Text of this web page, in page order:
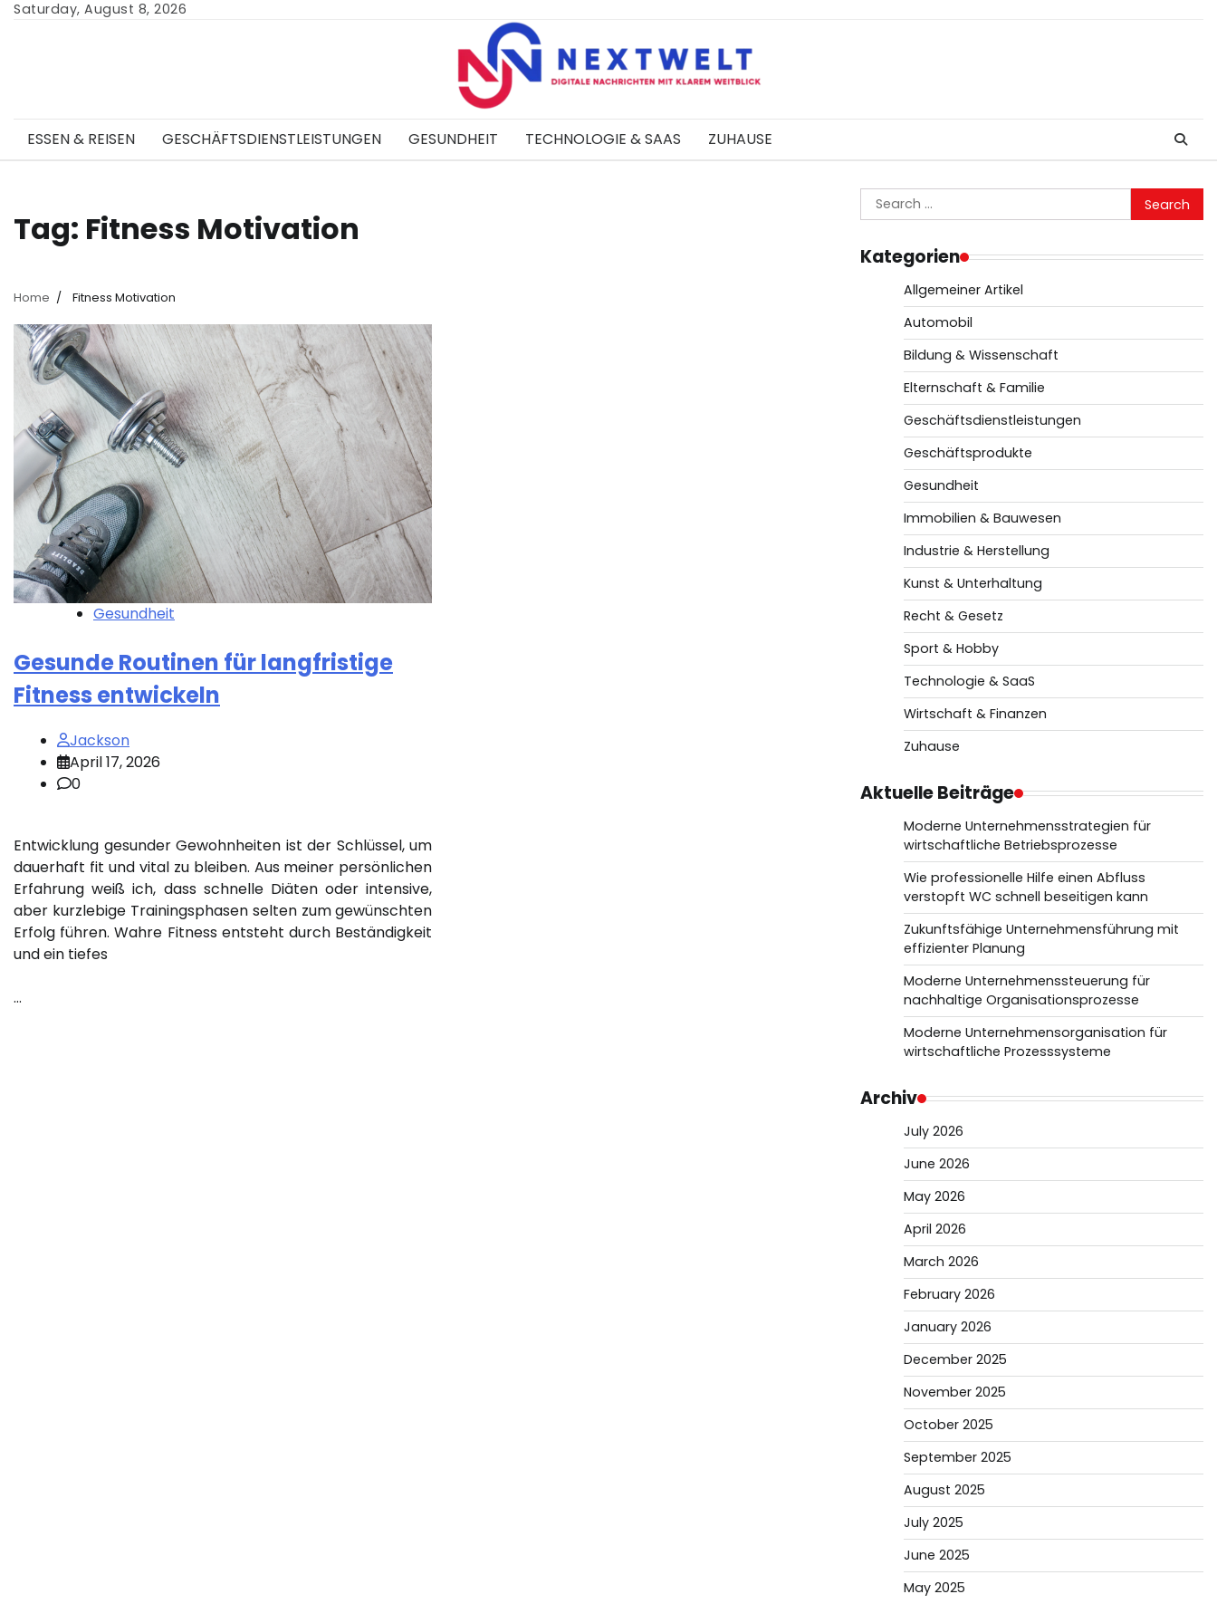
SkipSaturday, August 8, 2026
ESSEN & REISEN GESCHÄFTSDIENSTLEISTUNGEN GESUNDHEIT TECHNOLOGIE & SAAS ZUHAUSE
Tag: Fitness Motivation
Home Fitness Motivation
Gesundheit
Gesunde Routinen für langfristige
Fitness entwickeln
Jackson
April 17, 2026
0
Entwicklung gesunder Gewohnheiten ist der Schlüssel, um
dauerhaft fit und vital zu bleiben. Aus meiner persönlichen
Erfahrung weiß ich, dass schnelle Diäten oder intensive,
aber kurzlebige Trainingsphasen selten zum gewünschten
Erfolg führen. Wahre Fitness entsteht durch Beständigkeit
und ein tiefes
…
Search
for:
Kategorien
Allgemeiner Artikel
Automobil
Bildung & Wissenschaft
Elternschaft & Familie
Geschäftsdienstleistungen
Geschäftsprodukte
Gesundheit
Immobilien & Bauwesen
Industrie & Herstellung
Kunst & Unterhaltung
Recht & Gesetz
Sport & Hobby
Technologie & SaaS
Wirtschaft & Finanzen
Zuhause
Aktuelle Beiträge
Moderne Unternehmensstrategien für
wirtschaftliche Betriebsprozesse
Wie professionelle Hilfe einen Abfluss
verstopft WC schnell beseitigen kann
Zukunftsfähige Unternehmensführung mit
effizienter Planung
Moderne Unternehmenssteuerung für
nachhaltige Organisationsprozesse
Moderne Unternehmensorganisation für
wirtschaftliche Prozesssysteme
Archiv
July 2026
June 2026
May 2026
April 2026
March 2026
February 2026
January 2026
December 2025
November 2025
October 2025
September 2025
August 2025
July 2025
June 2025
May 2025